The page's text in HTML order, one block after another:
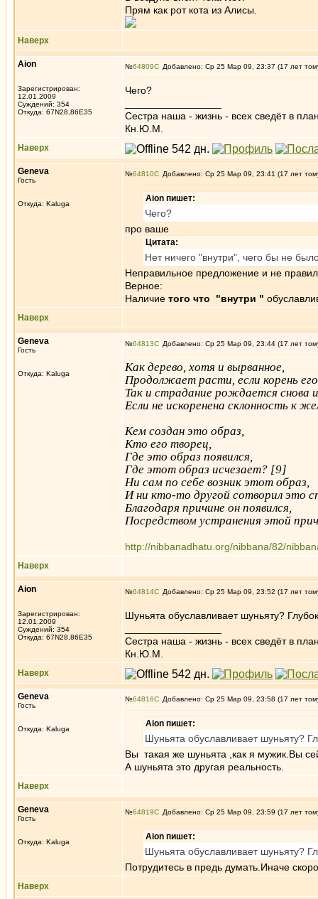
Прям как рот кота из Алисы.
Наверх
Aion
Зарегистрирован:
12.01.2009
Суждений: 354
Откуда: 67N28,86E35
№64809 Добавлено: Ср 25 Мар 09, 23:37 (17 лет
Чего?
Сестра наша - жизнь - всех сведёт в
Кн.Ю.М.
Наверх
Geneva
Гость
Откуда: Kaluga
№64810 Добавлено: Ср 25 Мар 09, 23:41 (17 лет
Aion пишет:
Чего?
про ваше
Цитата:
Нет ничего "внутри", чего бы не
Неправильное предложение и не
Верное:
Наличие того что "внутри "
Наверх
Geneva
Гость
Откуда: Kaluga
№64813 Добавлено: Ср 25 Мар 09, 23:44 (17 лет
Как дерево, хотя и вырванное,
Продолжает расти, если корень
Так и страдание рождается снова
Если не искоренена склонность к
Кем создан это образ,
Кто его творец,
Где это образ появился,
Где этот образ исчезает? [9]
Ни сам по себе возник этот образ,
И ни кто-то другой сотворил это
Благодаря причине он появился,
Посредством устранения этой
http://nibbanadhatu.org/nibbana/82/
Наверх
Aion
Зарегистрирован:
12.01.2009
Суждений: 354
Откуда: 67N28,86E35
№64814 Добавлено: Ср 25 Мар 09, 23:52 (17 лет
Шуньята обуславливает шуньяту?
Сестра наша - жизнь - всех сведёт в
Кн.Ю.М.
Наверх
Geneva
Гость
Откуда: Kaluga
№64816 Добавлено: Ср 25 Мар 09, 23:58 (17 лет
Aion пишет:
Шуньята обуславливает шуньяту?
Вы такая же шуньята ,как я мужик.Вы
А шуньята это другая реальность.
Наверх
Geneva
Гость
Откуда: Kaluga
№64819 Добавлено: Ср 25 Мар 09, 23:59 (17 лет
Aion пишет:
Шуньята обуславливает шуньяту?
Потрудитесь в предь думать.Иначе
Наверх